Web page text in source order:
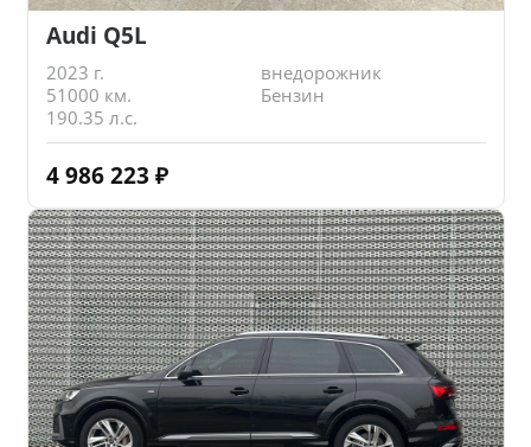
Audi Q5L
2023 г.
внедорожник
51000 км.
Бензин
190.35 л.с.
4 986 223 ₽